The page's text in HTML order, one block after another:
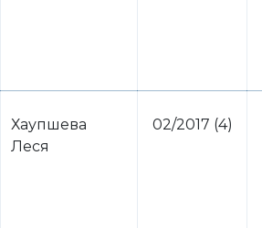
Хаупшева
Леся
02/2017 (4)